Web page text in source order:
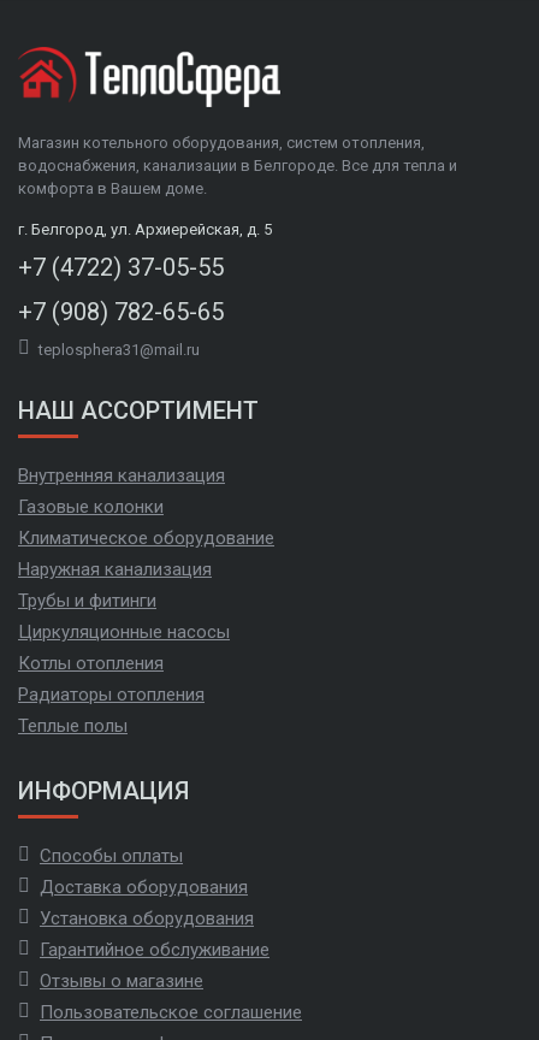
Магазин котельного оборудования, систем отопления,
водоснабжения, канализации в Белгороде. Все для тепла и
комфорта в Вашем доме.
г. Белгород, ул. Архиерейская, д. 5
+7 (4722) 37-05-55
+7 (908) 782-65-65
teplosphera31@mail.ru
НАШ АССОРТИМЕНТ
Внутренняя канализация
Газовые колонки
Климатическое оборудование
Наружная канализация
Трубы и фитинги
Циркуляционные насосы
Котлы отопления
Радиаторы отопления
Теплые полы
ИНФОРМАЦИЯ
Способы оплаты
Доставка оборудования
Установка оборудования
Гарантийное обслуживание
Отзывы о магазине
Пользовательское соглашение